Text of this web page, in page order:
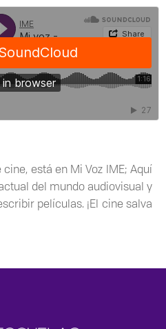
está en Mi Voz IME; Aquí
del mundo audiovisual y
películas. ¡El cine salva